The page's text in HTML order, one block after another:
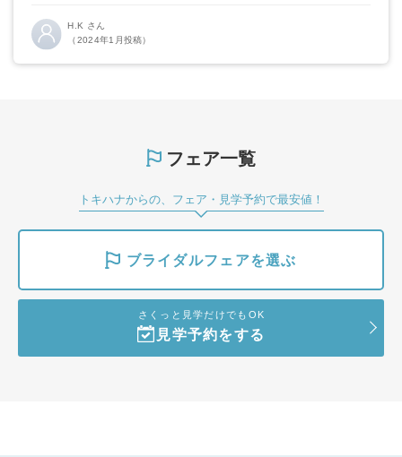
H.K さん
（2024年1月投稿）
フェア一覧
トキハナからの、フェア・見学予約で最安値！
ブライダルフェアを選ぶ
さくっと見学だけでもOK
見学予約をする